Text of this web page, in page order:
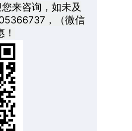
来咨询，如未及
，（微信